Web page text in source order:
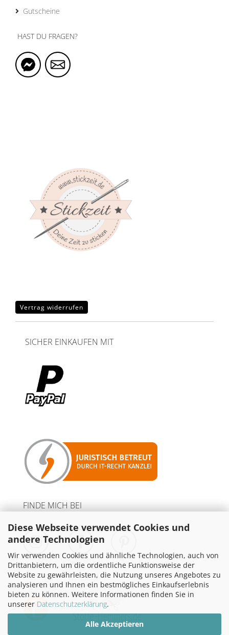
Diese Webseite verwendet Cookies und
andere Technologien
Wir verwenden Cookies und ähnliche Technologien, auch von
Drittanbietern, um die ordentliche Funktionsweise der
Website zu gewährleisten, die Nutzung unseres Angebotes zu
analysieren und Ihnen ein bestmögliches Einkaufserlebnis
bieten zu können. Weitere Informationen finden Sie in
unserer Datenschutzerklärung.
Alle Akzeptieren
Gutscheine
HAST DU FRAGEN?
Vertrag widerrufen
SICHER EINKAUFEN MIT
FINDE MICH BEI
PARTNER MIT WERBELINKS